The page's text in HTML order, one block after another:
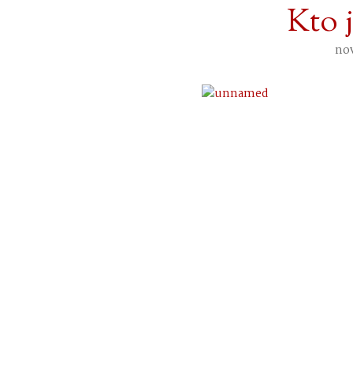
Kto